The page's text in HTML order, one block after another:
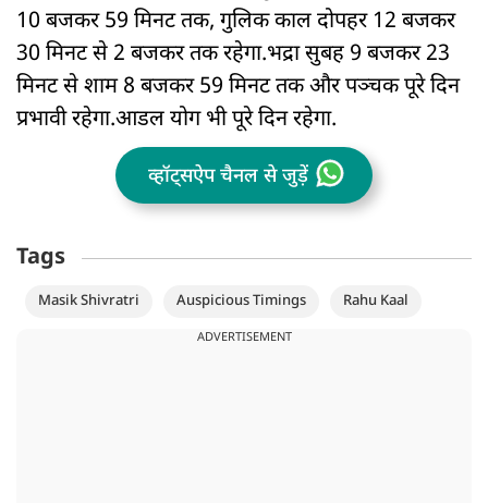
10 बजकर 59 मिनट तक, गुलिक काल दोपहर 12 बजकर
30 मिनट से 2 बजकर तक रहेगा.भद्रा सुबह 9 बजकर 23
मिनट से शाम 8 बजकर 59 मिनट तक और पञ्चक पूरे दिन
प्रभावी रहेगा.आडल योग भी पूरे दिन रहेगा.
व्हॉट्सऐप चैनल से जुड़ें
Tags
Masik Shivratri Auspicious Timings Rahu Kaal
ADVERTISEMENT